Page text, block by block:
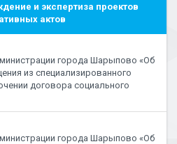
и экспертиза проектов
актов
города Шарыпово «Об
из специализированного
договора социального
города Шарыпово «Об